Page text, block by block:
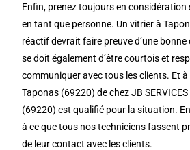
Enfin, prenez toujours en
en tant que personne. Un vitrier à
réactif devrait faire preuve d’une bonne
se doit également d’être courtois et
communiquer avec tous les clients. Et
Taponas (69220) de chez JB
(69220) est qualifié pour la situation.
à ce que tous nos techniciens fassent
de leur contact avec les clients.